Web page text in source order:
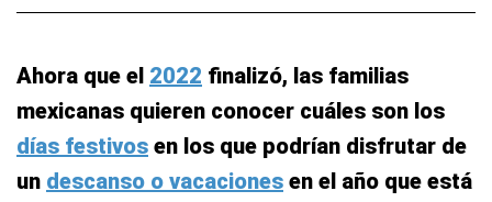
Ahora que el 2022 finalizó, las familias
mexicanas quieren conocer cuáles son los
días festivos en los que podrían disfrutar de
un descanso o vacaciones en el año que está